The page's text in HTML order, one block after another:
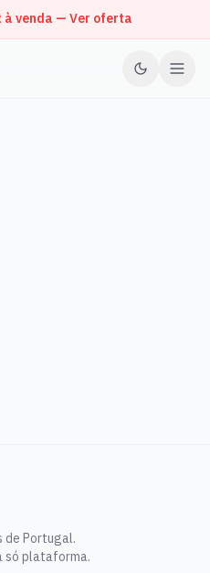
à venda — Ver oferta
de Portugal.
só plataforma.